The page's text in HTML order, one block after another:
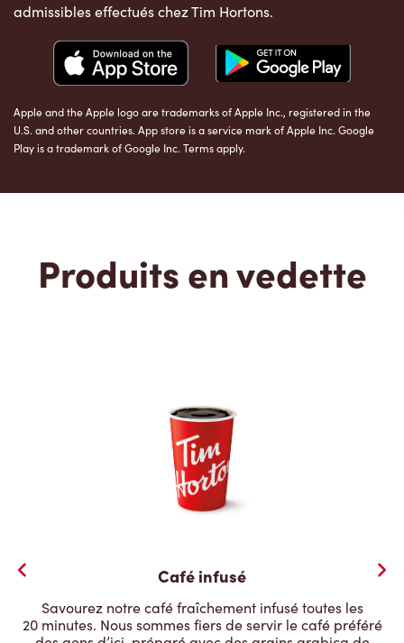
admissibles effectués chez Tim Hortons.
Apple and the Apple logo are trademarks of Apple Inc., registered in the
U.S. and other countries. App store is a service mark of Apple Inc. Google
Play is a trademark of Google Inc. Terms apply.
Produits en vedette
Café infusé
Savourez notre café fraîchement infusé toutes les
20 minutes. Nous sommes fiers de servir le café préféré